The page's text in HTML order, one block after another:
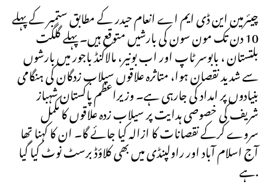
چیئرمین این ڈی ایم اے انعام حیدر کے مطابق ستمبر کے پہلے
10 دن تک مون سون کی بارشیں متوقع ہیں۔ پہلے گلگت
بلتستان ، بابوسر ٹاپ اور اب بونیر، مالاکنڈ باجور میں بارشوں
سے شدید نقصان ہوا، متاثرہ علاقوں سیلاب زدگان کی ہنگامی
بنیادوں پر امداد کی جارہی ہے۔ وزیراعظم پاکستان شہباز
شریف کی خصوصی ہدایت پر سیلاب زدہ علاقوں کا مکمل
سروے کرکے نقصانات کا ازالہ کیا جائے گا۔ ان کا کہنا تھا
آج اسلام آباد اور راولپنڈی میں بھی کلاؤڈ برسٹ نوٹ کیا گیا
ہے.